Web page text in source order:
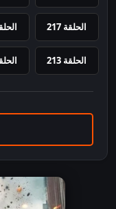
الحلقة 217
الحلقة 213